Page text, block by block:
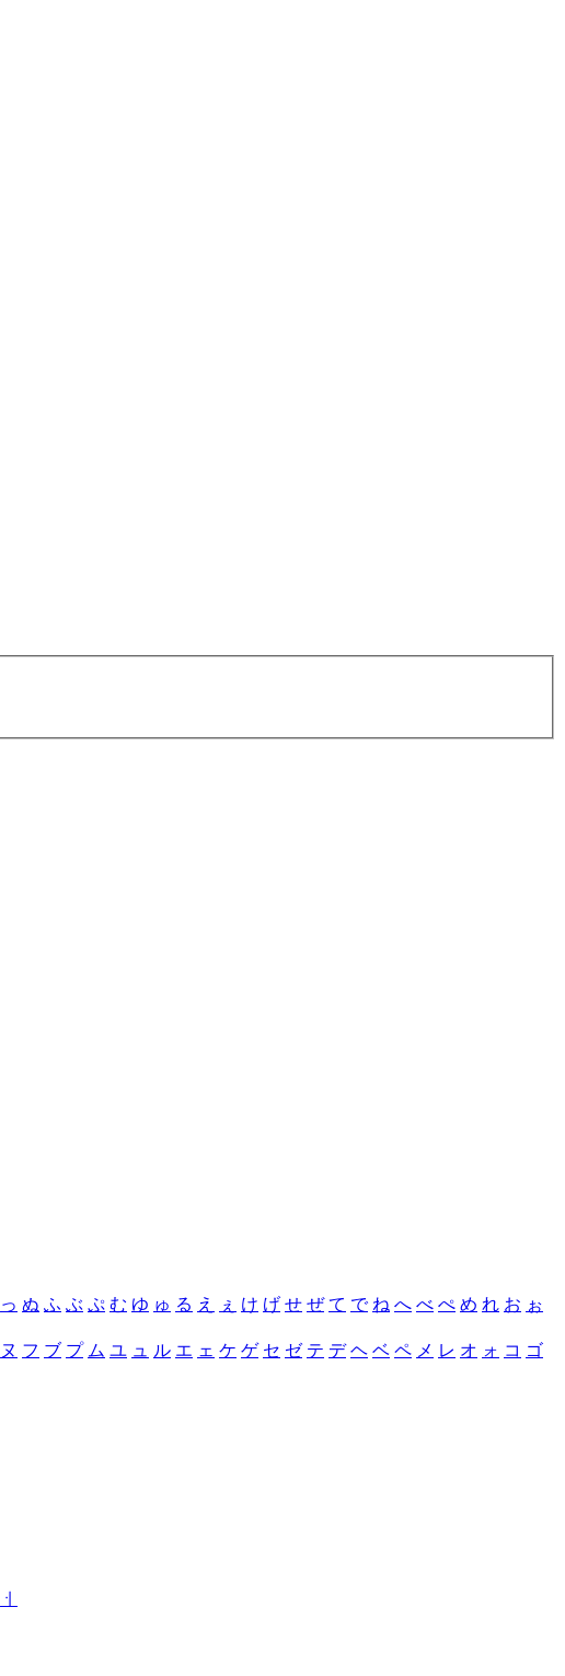
っ ぬ ふ ぶ ぷ む ゆ ゅ る え ぇ け げ せ ぜ て で ね へ べ ぺ め れ お ぉ
ヌ フ ブ プ ム ユ ュ ル エ ェ ケ ゲ セ ゼ テ デ ヘ ベ ペ メ レ オ ォ コ ゴ
ㆎ